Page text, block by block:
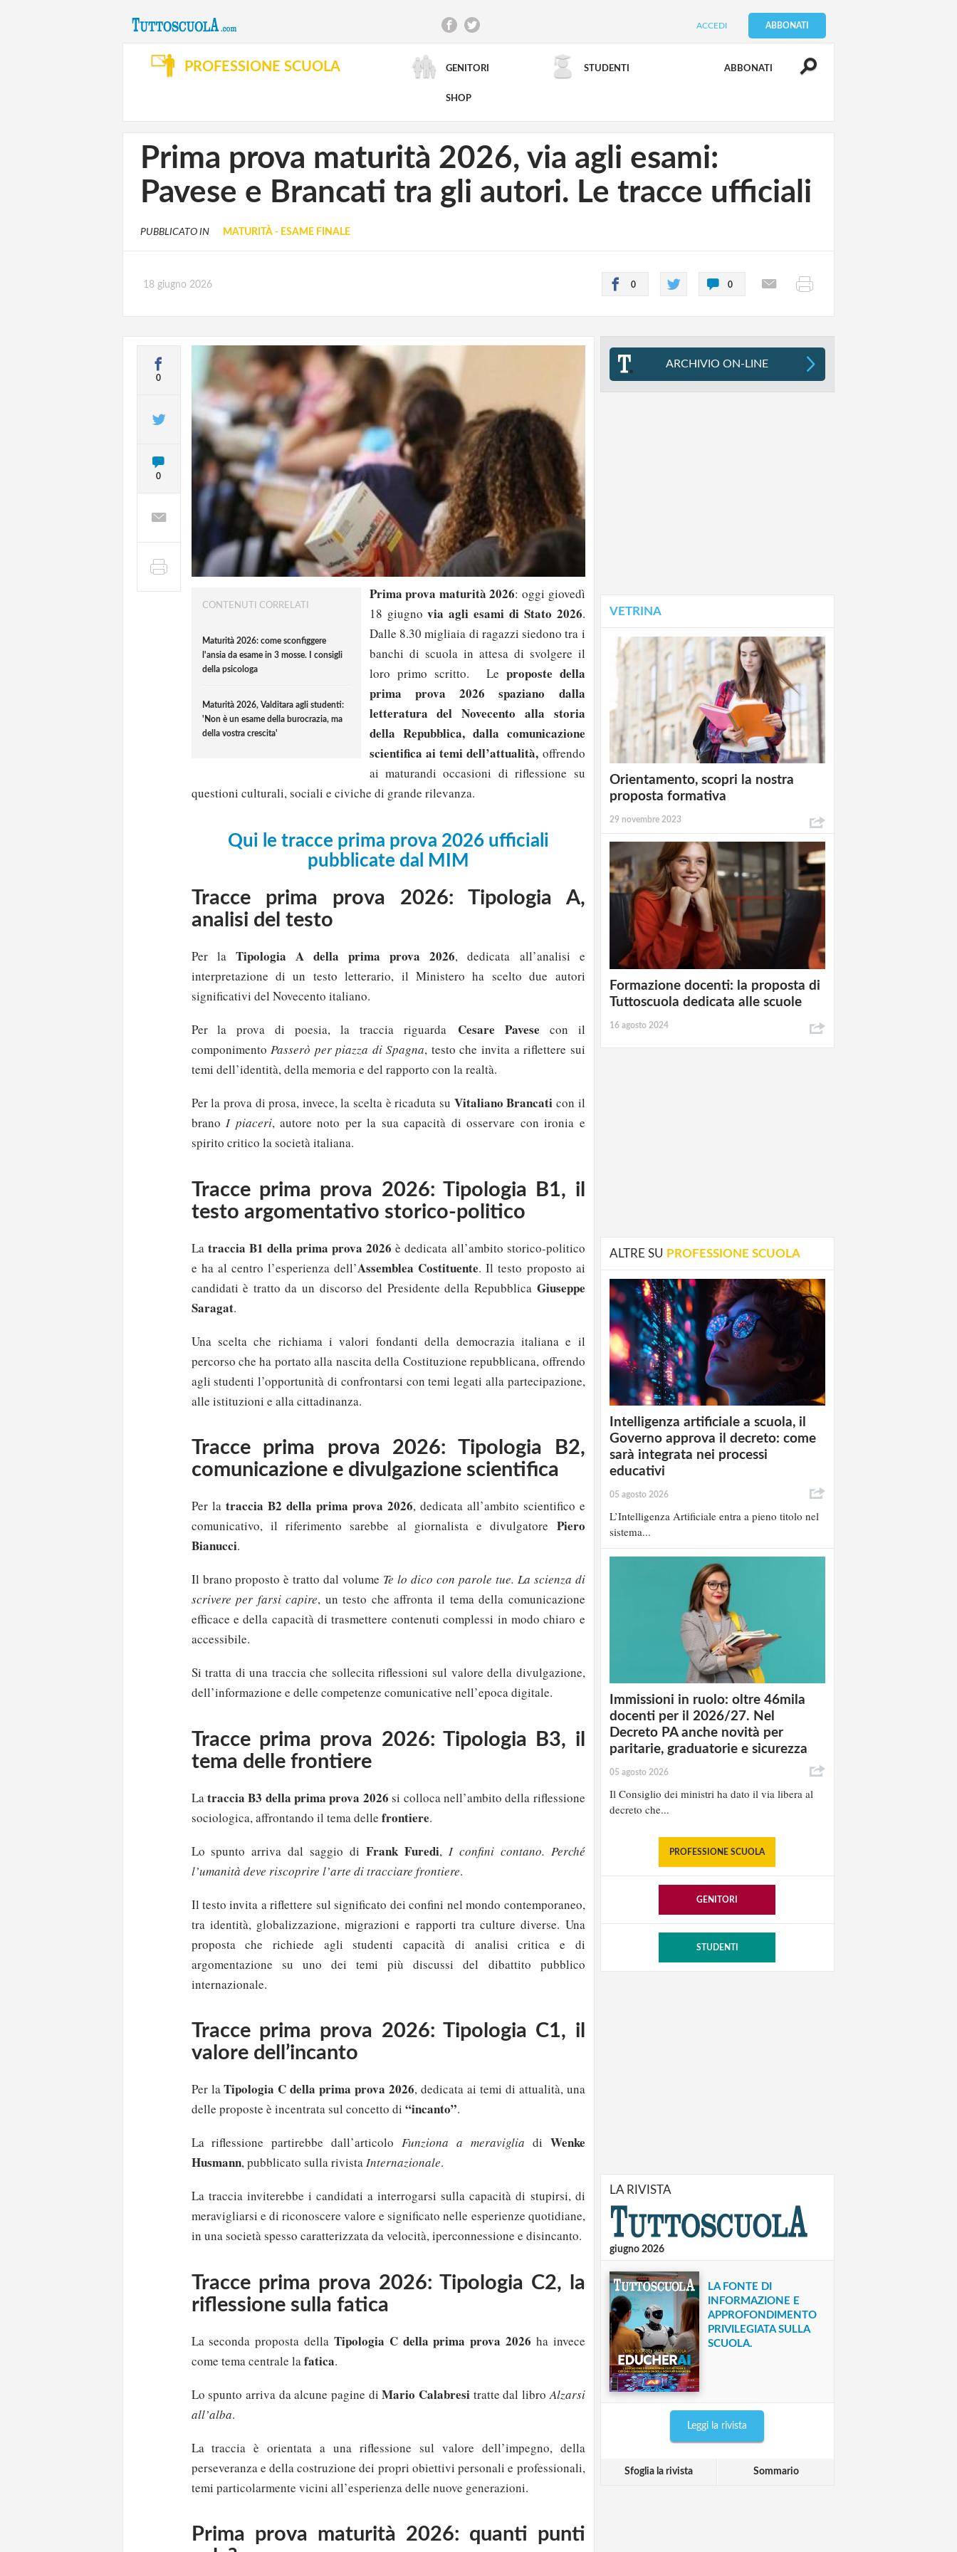
ACCEDI ABBONATI
PROFESSIONE SCUOLA GENITORI STUDENTI ABBONATI
SHOP
RICERCA AVANZATA
Prima prova maturità 2026, via agli esami:
Pavese e Brancati tra gli autori. Le tracce ufficiali
PUBBLICATO IN MATURITÀ - ESAME FINALE
18 giugno 2026 0 0
0
0
CONTENUTI CORRELATI
Maturità 2026: come sconfiggere
l'ansia da esame in 3 mosse. I consigli
della psicologa
Maturità 2026, Valditara agli studenti:
'Non è un esame della burocrazia, ma
della vostra crescita'
Prima prova maturità 2026: oggi giovedì
18 giugnovia agli esami di Stato 2026.
Dalle 8.30 migliaia di ragazzi siedono tra i
banchi di scuola in attesa di svolgere il
loro primo scritto.
Le proposte della
prima prova 2026 spaziano dalla
letteratura del Novecento alla storia
della Repubblica, dalla comunicazione
scientifica ai temi dell’attualità, offrendo
ai maturandi occasioni di riflessione su
questioni culturali, sociali e civiche di grande rilevanza.
Qui le tracce prima prova 2026 ufficiali
pubblicate dal MIM
Tracce prima prova 2026: Tipologia A,
analisi del testo
Per la Tipologia A della prima prova 2026, dedicata all’analisi e
interpretazione di un testo letterario, il Ministero ha scelto due autori
significativi del Novecento italiano.
Per la prova di poesia, la traccia riguarda Cesare Pavese con il
componimentoPasserò per piazza di Spagna, testo che invita a riflettere sui
temi dell’identità, della memoria e del rapporto con la realtà.
Per la prova di prosa, invece, la scelta è ricaduta su Vitaliano Brancati con il
branoI piaceri, autore noto per la sua capacità di osservare con ironia e
spirito critico la società italiana.
Tracce prima prova 2026: Tipologia B1, il
testo argomentativo storico-politico
La traccia B1 della prima prova 2026 è dedicata all’ambito storico-politico
e ha al centro l’esperienza dell’Assemblea Costituente. Il testo proposto ai
candidati è tratto da un discorso del Presidente della Repubblica Giuseppe
Saragat.
Una scelta che richiama i valori fondanti della democrazia italiana e il
percorso che ha portato alla nascita della Costituzione repubblicana, offrendo
agli studenti l’opportunità di confrontarsi con temi legati alla partecipazione,
alle istituzioni e alla cittadinanza.
Tracce prima prova 2026: Tipologia B2,
comunicazione e divulgazione scientifica
Per la traccia B2 della prima prova 2026, dedicata all’ambito scientifico e
comunicativo, il riferimento sarebbe al giornalista e divulgatore Piero
Bianucci.
Il brano proposto è tratto dal volume Te lo dico con parole tue. La scienza di
scrivere per farsi capire, un testo che affronta il tema della comunicazione
efficace e della capacità di trasmettere contenuti complessi in modo chiaro e
accessibile.
Si tratta di una traccia che sollecita riflessioni sul valore della divulgazione,
dell’informazione e delle competenze comunicative nell’epoca digitale.
Tracce prima prova 2026: Tipologia B3, il
tema delle frontiere
La traccia B3 della prima prova 2026 si colloca nell’ambito della riflessione
sociologica, affrontando il tema delle frontiere.
Lo spunto arriva dal saggio diFrank Furedi, I confini contano. Perché
l’umanità deve riscoprire l’arte di tracciare frontiere.
Il testo invita a riflettere sul significato dei confini nel mondo contemporaneo,
tra identità, globalizzazione, migrazioni e rapporti tra culture diverse. Una
proposta che richiede agli studenti capacità di analisi critica e di
argomentazione su uno dei temi più discussi del dibattito pubblico
internazionale.
Tracce prima prova 2026: Tipologia C1, il
valore dell’incanto
Per laTipologia C della prima prova 2026, dedicata ai temi di attualità, una
delle proposte è incentrata sul concetto di “incanto”.
La riflessione partirebbe dall’articoloFunziona a meraviglia di Wenke
Husmann, pubblicato sulla rivistaInternazionale.
La traccia inviterebbe i candidati a interrogarsi sulla capacità di stupirsi, di
meravigliarsi e di riconoscere valore e significato nelle esperienze quotidiane,
in una società spesso caratterizzata da velocità, iperconnessione e disincanto.
Tracce prima prova 2026: Tipologia C2, la
riflessione sulla fatica
La seconda proposta della Tipologia C della prima prova 2026 ha invece
come tema centrale lafatica.
Lo spunto arriva da alcune pagine diMario Calabresitratte dal libroAlzarsi
all’alba.
La traccia è orientata a una riflessione sul valore dell’impegno, della
perseveranza e della costruzione dei propri obiettivi personali e professionali,
temi particolarmente vicini all’esperienza delle nuove generazioni.
Prima prova maturità 2026: quanti punti
ARCHIVIO ON-LINE
VETRINA
Orientamento, scopri la nostra
proposta formativa
29 novembre 2023
Formazione docenti: la proposta di
Tuttoscuola dedicata alle scuole
16 agosto 2024
ALTRE SU PROFESSIONE SCUOLA
Intelligenza artificiale a scuola, il
Governo approva il decreto: come
sarà integrata nei processi
educativi
05 agosto 2026
L’Intelligenza Artificiale entra a pieno titolo nel
sistema...
Immissioni in ruolo: oltre 46mila
docenti per il 2026/27. Nel
Decreto PA anche novità per
paritarie, graduatorie e sicurezza
05 agosto 2026
Il Consiglio dei ministri ha dato il via libera al
decreto che...
PROFESSIONE SCUOLA
GENITORI
STUDENTI
LA RIVISTA
giugno 2026
LA FONTE DI
INFORMAZIONE E
APPROFONDIMENTO
PRIVILEGIATA SULLA
SCUOLA.
Leggi la rivista
Sfoglia la rivista Sommario